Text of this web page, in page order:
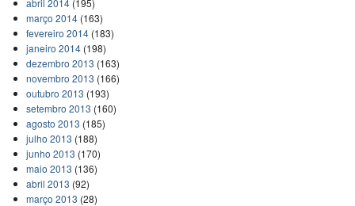
março 2014(163)
fevereiro 2014(183)
janeiro 2014(198)
dezembro 2013 (163)
novembro 2013 (166)
outubro 2013 (193)
setembro 2013 (160)
agosto 2013 (185)
julho 2013 (188)
junho 2013 (170)
maio 2013 (136)
abril 2013 (92)
março 2013 (28)